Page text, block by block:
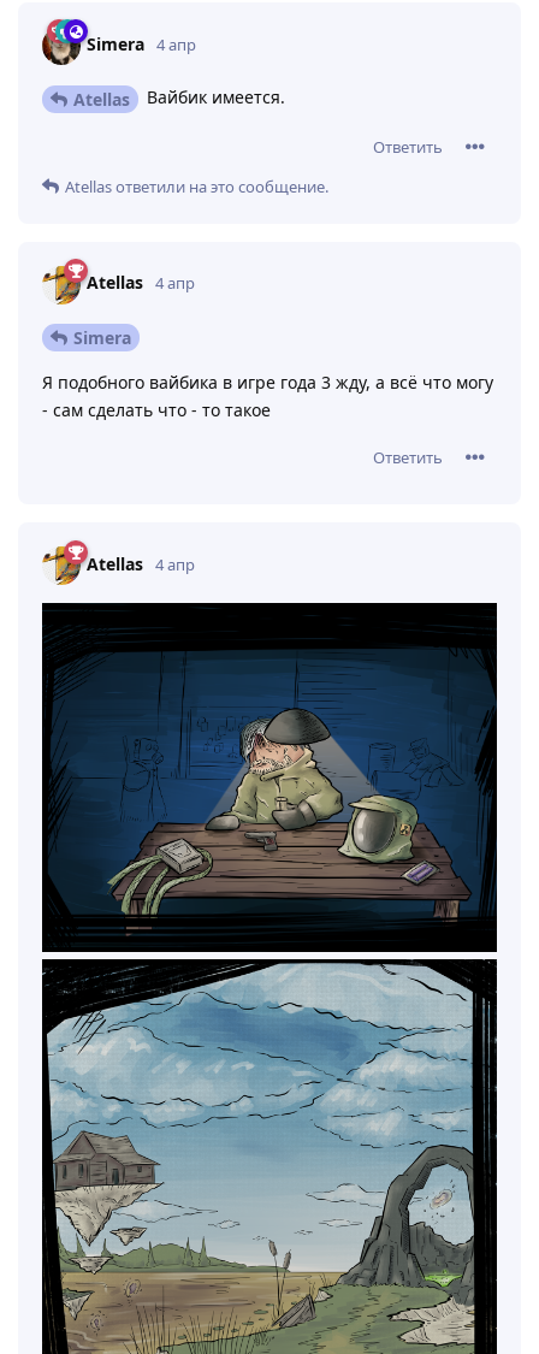
Simera 4 апр
Atellas Вайбик имеется.
Ответить
Atellasответили на это сообщение.
Atellas 4 апр
Simera
Я подобного вайбика в игре года 3 жду, а всё что могу
- сам сделать что - то такое
Ответить
Atellas 4 апр